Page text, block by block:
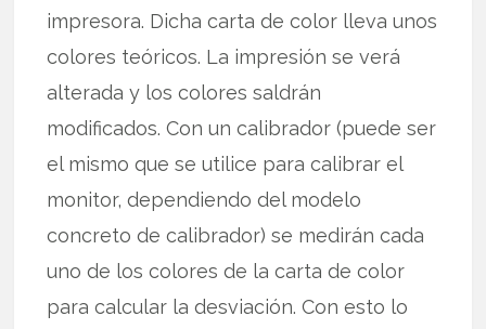
impresora. Dicha carta de color lleva unos
colores teóricos. La impresión se verá
alterada y los colores saldrán
modificados. Con un calibrador (puede ser
el mismo que se utilice para calibrar el
monitor, dependiendo del modelo
concreto de calibrador) se medirán cada
uno de los colores de la carta de color
para calcular la desviación. Con esto lo